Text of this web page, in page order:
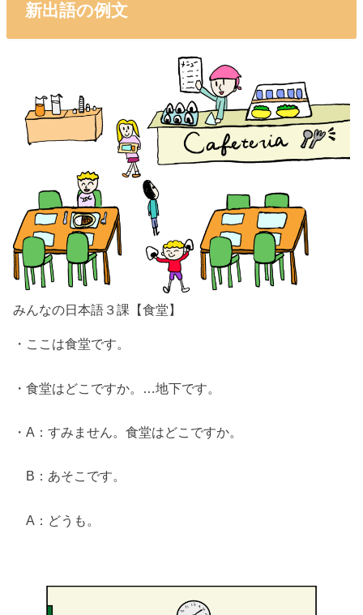
新出語の例文
みんなの日本語３課【食堂】
・ここは食堂です。
・食堂はどこですか。…地下です。
・A：すみません。食堂はどこですか。
B：あそこです。
A：どうも。